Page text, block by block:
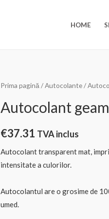
HOME
Prima pagină /Autocolante/
Autocolant
€37.31 TVA inclus
Autocolant transparent mat,
intensitate a culorilor.
Autocolantul are o grosime de
umed.